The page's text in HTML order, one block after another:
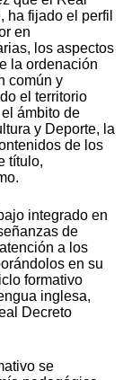
ha fijado el perfil
en
los aspectos
la ordenación
común y
el territorio
ámbito de
y Deporte, la
de los
título,
integrado en
de
a los
en su
formativo
inglesa,
Decreto
se